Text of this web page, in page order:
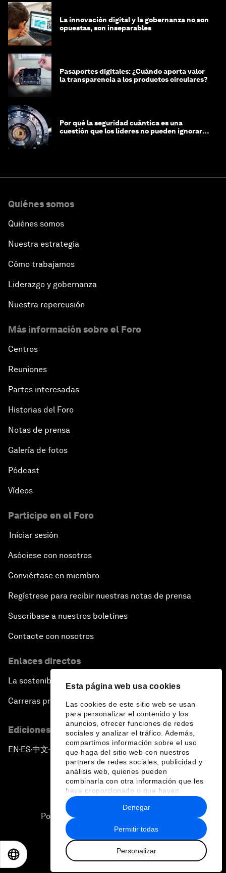
Esta página web usa cookies
Las cookies de este sitio web se usan
para personalizar el contenido y los
anuncios, ofrecer funciones de redes
sociales y analizar el tráfico. Además,
compartimos información sobre el uso
que haga del sitio web con nuestros
partners de redes sociales, publicidad y
análisis web, quienes pueden
combinarla con otra información que les
haya proporcionado o que hayan
recopilado a partir del uso que haya
hecho de sus servicios.
Permitir todas
Personalizar
Denegar
La innovación digital y la gobernanza no son
opuestas, son inseparables
Pasaportes digitales: ¿Cuándo aporta valor
la transparencia a los productos circulares?
Por qué la seguridad cuántica es una
cuestión que los líderes no pueden ignorar
Quiénes somos
Quiénes somos
Nuestra estrategia
Cómo trabajamos
Liderazgo y gobernanza
Nuestra repercusión
Más información sobre el Foro
Centros
Reuniones
Partes interesadas
Historias del Foro
Notas de prensa
Galería de fotos
Pódcast
Vídeos
Participe en el Foro
Iniciar sesión
Asóciese con nosotros
Conviértase en miembro
Regístrese para recibir nuestras notas de prensa
Suscríbase a nuestros boletines
Contacte con nosotros
Enlaces directos
La sostenibilidad en el Foro
Carreras profesionales
Ediciones en otros idiomas
EN ▪ ES▪中文▪ 日本語
Política de privacidad y normas de uso
2026 Foro Económico Mundial